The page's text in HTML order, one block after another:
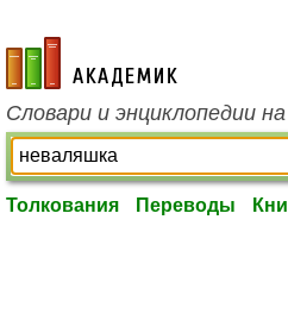
academic.ru
Словари и энциклопедии
Толкования Переводы